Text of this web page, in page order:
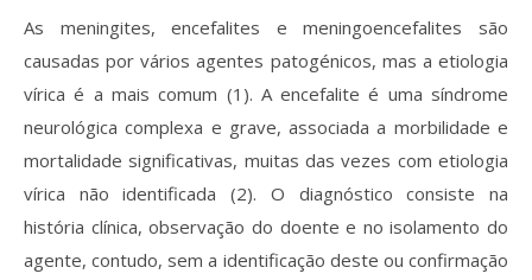
As meningites, encefalites e meningoencefalites são
causadas por vários agentes patogénicos, mas a etiologia
vírica é a mais comum (1). A encefalite é uma síndrome
neurológica complexa e grave, associada a morbilidade e
mortalidade significativas, muitas das vezes com etiologia
vírica não identificada (2). O diagnóstico consiste na
história clínica, observação do doente e no isolamento do
agente, contudo, sem a identificação deste ou confirmação